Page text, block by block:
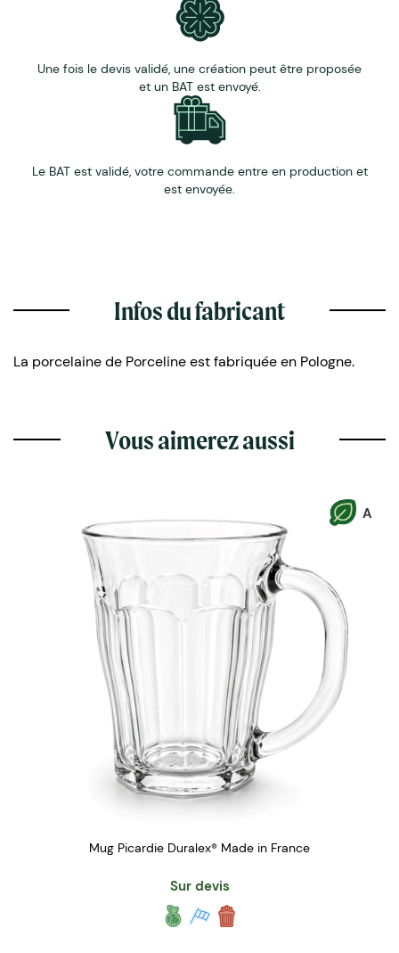
Une fois le devis validé, une création peut être proposée
et un BAT est envoyé.
Le BAT est validé, votre commande entre en production et
est envoyée.
Infos du fabricant
La porcelaine de Porceline est fabriquée en Pologne.
Vous aimerez aussi
A
Mug Picardie Duralex® Made in France
Sur devis